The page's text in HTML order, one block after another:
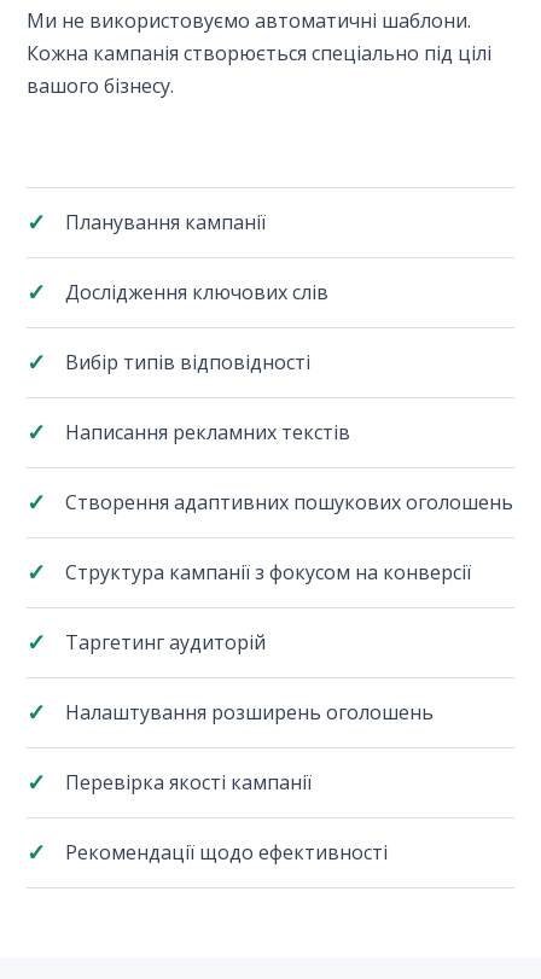
Ми не використовуємо автоматичні шаблони.
Кожна кампанія створюється спеціально під цілі
вашого бізнесу.
Планування кампанії
Дослідження ключових слів
Вибір типів відповідності
Написання рекламних текстів
Створення адаптивних пошукових оголошень
Структура кампанії з фокусом на конверсії
Таргетинг аудиторій
Налаштування розширень оголошень
Перевірка якості кампанії
Рекомендації щодо ефективності